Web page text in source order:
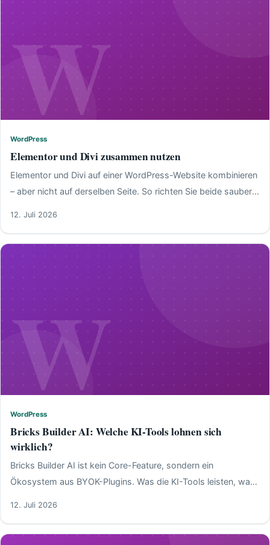
W
WordPress
Elementor und Divi zusammen nutzen
Elementor und Divi auf einer WordPress-Website kombinieren
– aber nicht auf derselben Seite. So richten Sie beide sauber
12. Juli 2026
W
WordPress
Bricks Builder AI: Welche KI-Tools lohnen sich
wirklich?
Bricks Builder AI ist kein Core-Feature, sondern ein
Ökosystem aus BYOK-Plugins. Was die KI-Tools leisten, was
12. Juli 2026